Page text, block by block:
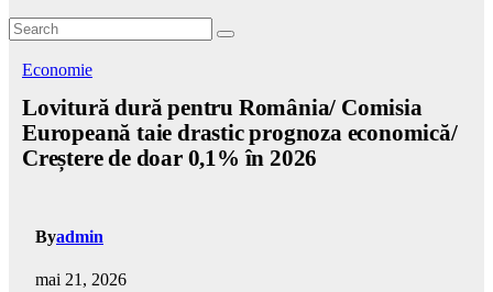
Economie
Lovitură dură pentru România/ Comisia
Europeană taie drastic prognoza economică/
Creștere de doar 0,1% în 2026
Byadmin
mai 21, 2026